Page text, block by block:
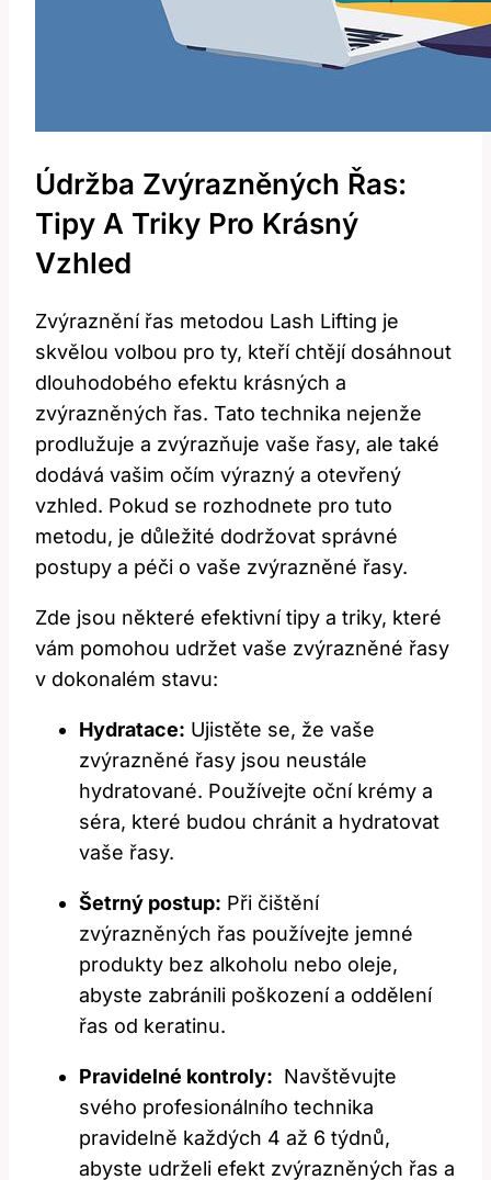
Údržba Zvýrazněných Řas:
Tipy ‍a Triky⁢ Pro⁤ Krásný⁤
Vzhled
Zvýraznění řas metodou Lash Lifting je
⁢skvělou volbou pro ty, kteří chtějí dosáhnout
dlouhodobého efektu krásných a ​
zvýrazněných řas. Tato ‍technika nejenže
prodlužuje a ‍zvýrazňuje ⁤vaše řasy, ale také
dodává⁤ vašim očím výrazný a‍ otevřený
vzhled. Pokud se rozhodnete pro tuto
metodu, je důležité dodržovat‌ správné
postupy a ⁣péči o vaše zvýrazněné řasy.
Zde jsou ​některé ‌efektivní tipy ⁤a triky, které
vám⁢ pomohou udržet vaše zvýrazněné řasy
v ⁢dokonalém stavu:
Hydratace: Ujistěte‍ se, že vaše
zvýrazněné‍ řasy⁣ jsou neustále
⁤hydratované. Používejte ⁤oční krémy a
‍séra, které budou chránit⁣ a hydratovat
vaše‌ řasy.
Šetrný postup: Při čištění
zvýrazněných řas používejte jemné
produkty bez ⁤alkoholu nebo⁤ oleje,
⁣abyste zabránili poškození‌ a ‍oddělení
řas od keratinu.
Pravidelné kontroly: ‍ Navštěvujte
svého profesionálního technika‌
pravidelně ⁤každých 4 ​až 6 týdnů,
abyste‌ udrželi efekt‍ zvýrazněných řas a